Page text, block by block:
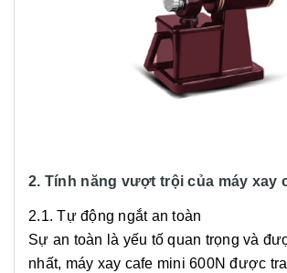
2. Tính năng vượt trội của máy xay
2.1. Tự động ngắt an toàn
Sự an toàn là yếu tố quan trọng và
nhất, máy xay cafe mini 600N được